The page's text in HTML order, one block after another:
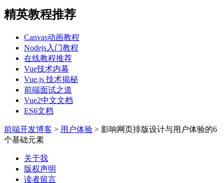
精英教程推荐
Canvas动画教程
Nodejs入门教程
在线教程推荐
Vue技术内幕
Vue.js 技术揭秘
前端面试之道
Vue2中文文档
ES6文档
前端开发博客 > 用户体验 > 影响网页排版设计与用户体验的6
个基础元素
关于我
版权声明
读者留言